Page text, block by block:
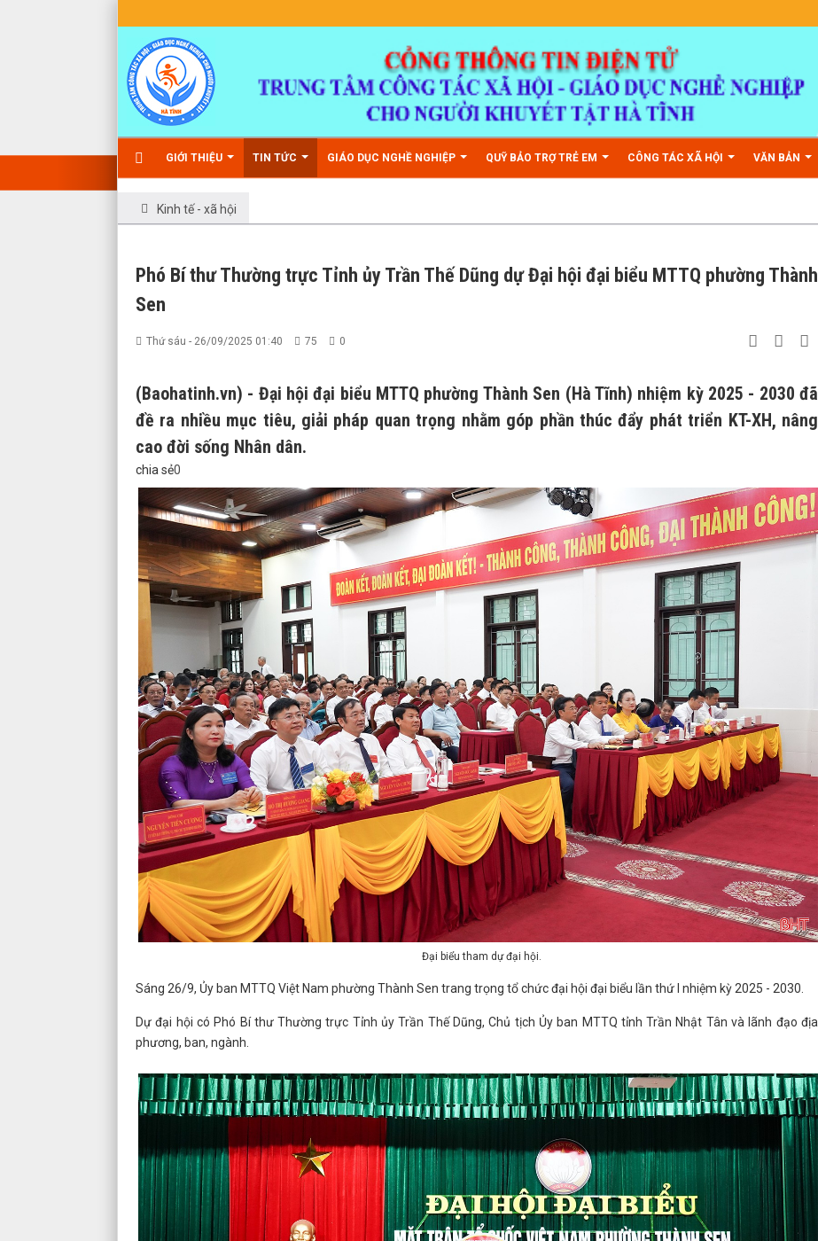
GIỚI THIỆU TIN TỨC GIÁO DỤC NGHỀ NGHIỆP QUỸ BẢO TRỢ TRẺ EM CÔNG TÁC XÃ HỘI VĂN BẢN
Kinh tế - xã hội
Phó Bí thư Thường trực Tỉnh ủy Trần Thế Dũng dự Đại hội đại biểu MTTQ phường Thành
Sen
Thứ sáu - 26/09/2025 01:40 75 0
(Baohatinh.vn) - Đại hội đại biểu MTTQ phường Thành Sen (Hà Tĩnh) nhiệm kỳ 2025 - 2030 đã
đề ra nhiều mục tiêu, giải pháp quan trọng nhằm góp phần thúc đẩy phát triển KT-XH, nâng
cao đời sống Nhân dân.
chia sẻ0
Đại biểu tham dự đại hội.
Sáng 26/9, Ủy ban MTTQ Việt Nam phường Thành Sen trang trọng tổ chức đại hội đại biểu lần thứ I nhiệm kỳ 2025 - 2030.
Dự đại hội có Phó Bí thư Thường trực Tỉnh ủy Trần Thế Dũng, Chủ tịch Ủy ban MTTQ tỉnh Trần Nhật Tân và lãnh đạo địa
phương, ban, ngành.